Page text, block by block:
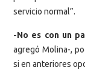
servicio normal”.
-No es con un
agregó Molina-,
si en anteriores